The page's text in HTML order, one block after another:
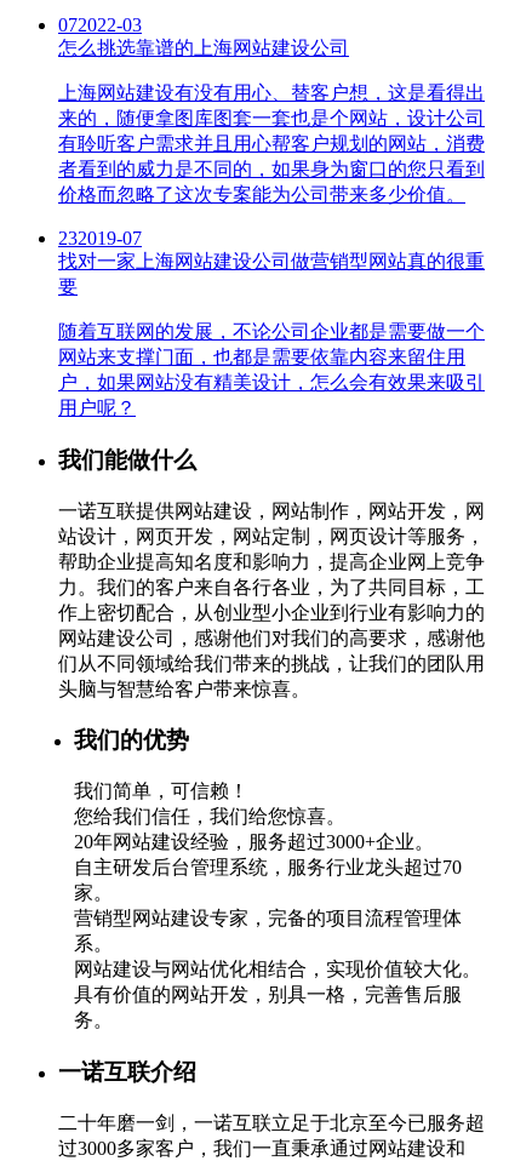
072022-03
怎么挑选靠谱的上海网站建设公司
上海网站建设有没有用心、替客户想，这是看得出
来的，随便拿图库图套一套也是个网站，设计公司
有聆听客户需求并且用心帮客户规划的网站，消费
者看到的威力是不同的，如果身为窗口的您只看到
价格而忽略了这次专案能为公司带来多少价值。
232019-07
找对一家上海网站建设公司做营销型网站真的很重
要
随着互联网的发展，不论公司企业都是需要做一个
网站来支撑门面，也都是需要依靠内容来留住用
户，如果网站没有精美设计，怎么会有效果来吸引
用户呢？
我们能做什么
一诺互联提供网站建设，网站制作，网站开发，网
站设计，网页开发，网站定制，网页设计等服务，
帮助企业提高知名度和影响力，提高企业网上竞争
力。我们的客户来自各行各业，为了共同目标，工
作上密切配合，从创业型小企业到行业有影响力的
网站建设公司，感谢他们对我们的高要求，感谢他
们从不同领域给我们带来的挑战，让我们的团队用
头脑与智慧给客户带来惊喜。
我们的优势
我们简单，可信赖！
您给我们信任，我们给您惊喜。
20年网站建设经验，服务超过3000+企业。
自主研发后台管理系统，服务行业龙头超过70
家。
营销型网站建设专家，完备的项目流程管理体
系。
网站建设与网站优化相结合，实现价值较大化。
具有价值的网站开发，别具一格，完善售后服
务。
一诺互联介绍
二十年磨一剑，一诺互联立足于北京至今已服务超
过3000多家客户，我们一直秉承通过网站建设和